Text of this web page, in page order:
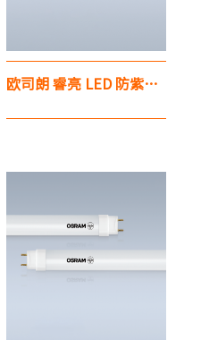
欧司朗 睿亮 LED 防紫外黄光灯管